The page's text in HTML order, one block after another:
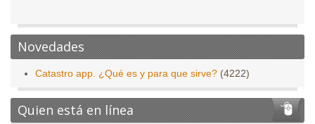
Novedades
Catastro app. ¿Qué es y para que sirve? (4222)
Quien está en línea